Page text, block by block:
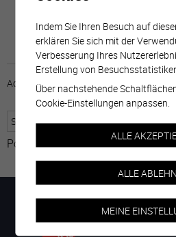
Accueil horaire emploi
Powered by Google
Indem Sie Ihren Besuch auf
erklären Sie sich mit der
Verbesserung Ihres
Erstellung von
Über nachstehende
Cookie-Einstellungen anpassen.
ALLE
ALLE
MEINE